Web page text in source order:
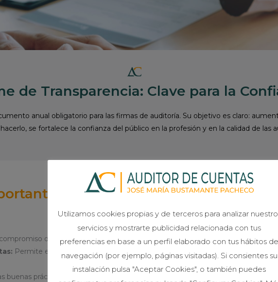
de Transparencia: Clave para la
anual obligatorio para las firmas de auditoría. Su objetivo es claro:
se fortalece la confianza del público en la profesión y en la calidad de las
de la firma con la integridad.
Permite evaluar la independencia y competencia
buenas prácticas en la auditoría.
Utilizamos cookies propias y de terceros para analizar
servicios y mostrarte publicidad relacionada con tus
preferencias en base a un perfil elaborado con tus hábitos de
navegación (por ejemplo, páginas visitadas). Si consientes su
instalación pulsa "Aceptar Cookies", o también puedes